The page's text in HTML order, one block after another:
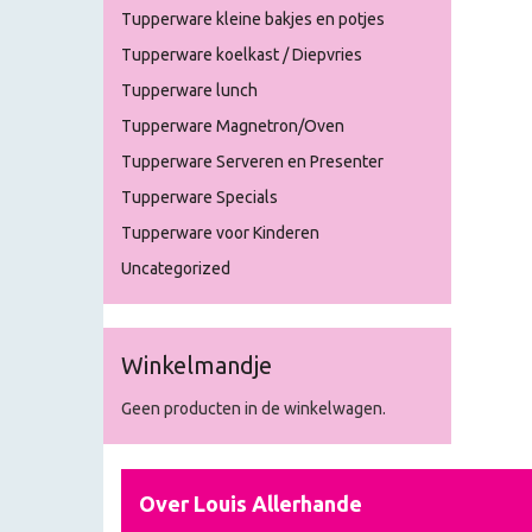
Tupperware kleine bakjes en potjes
Tupperware koelkast / Diepvries
Tupperware lunch
Tupperware Magnetron/Oven
Tupperware Serveren en Presenter
Tupperware Specials
Tupperware voor Kinderen
Uncategorized
Winkelmandje
Geen producten in de winkelwagen.
Over Louis Allerhande